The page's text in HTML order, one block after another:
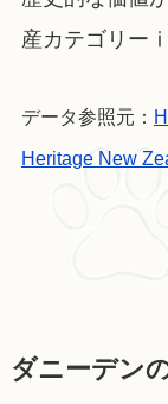
産カテゴリーⅰ
データ参照元：
Heritage New
ダニーデン